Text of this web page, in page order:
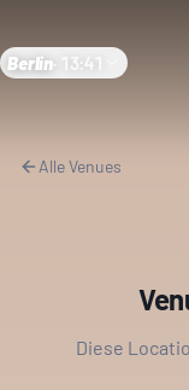
Berlin 13:41
Alle Venues
Diese